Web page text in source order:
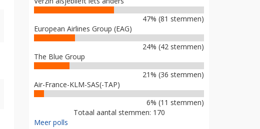
47% (81 stemmen)
European Airlines Group (EAG)
24% (42 stemmen)
The Blue Group
21% (36 stemmen)
Air-France-KLM-SAS(-TAP)
6% (11 stemmen)
Totaal aantal stemmen: 170
Meer polls